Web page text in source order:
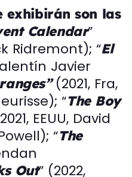
exhibirán son las
Calendar”
Ridremont); “El
Javier
(2021, Fra,
“The Boy
EEUU, David
“The
Out” (2022,